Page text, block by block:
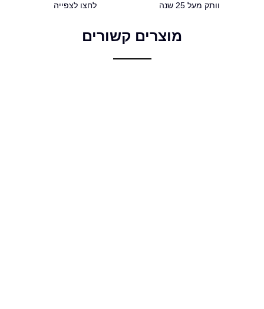
וותק מעל 25 שנה לחצו לצפייה
מוצרים קשורים